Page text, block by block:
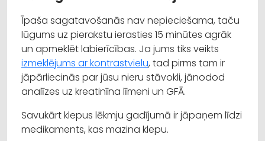
Īpaša sagatavošanās nav nepieciešama, taču
lūgums uz pierakstu ierasties 15 minūtes agrāk
un apmeklēt labierīcības. Ja jums tiks veikts
izmeklējums ar kontrastvielu, tad pirms tam ir
jāpārliecinās par jūsu nieru stāvokli, jānodod
analīzes uz kreatinīna līmeni un GFĀ.
Savukārt klepus lēkmju gadījumā ir jāpaņem līdzi
medikaments, kas mazina klepu.